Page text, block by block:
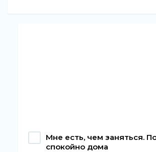
Мне есть, чем заняться.
спокойно дома